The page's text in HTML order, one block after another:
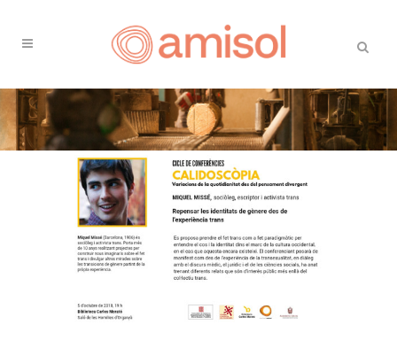
Segona conferència
dins el marc del cicle
CALIDOSCÒPIA